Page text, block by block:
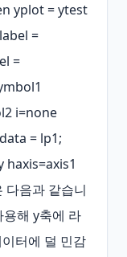
yplot = ytest
=
=
i=none
= lp1;
음과 같습니
해 y축에 라
터에 덜 민감